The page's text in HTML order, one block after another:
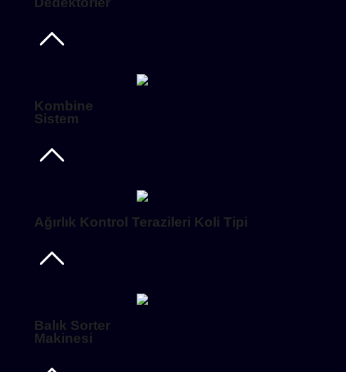
Kombine
Sistem
Ağırlık Kontrol Terazileri Koli Tipi
Balık Sorter
Makinesi